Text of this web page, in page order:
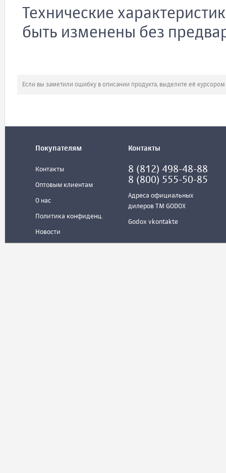
Технические
быть изменены без
Если вы заметили ошибку в описании продукта, выделите её
Покупателям
Контакты
Оптовым клиентам
О нас
Политика конфиденц.
Новости
Контакты
8 (812) 498-48-88
8 (800) 555-50-85
Адреса официальных
дилеров ТМ GODOX
Godox vkontakte